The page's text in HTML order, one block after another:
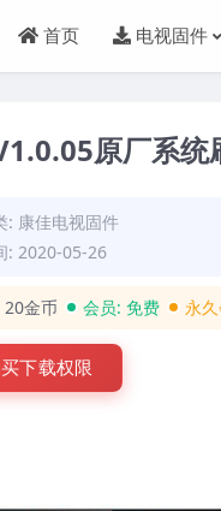
首页 电视固件
原厂系统
: 康佳电视固件
: 2020-05-26
20金币 会员:免费 永
下载权限